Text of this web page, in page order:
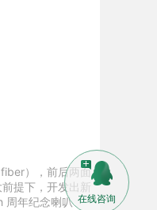
在线咨询
），前后两面
提下，开发出新
周年纪念喇叭